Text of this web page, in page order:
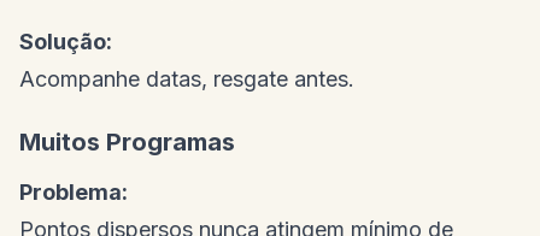
Solução:
Acompanhe datas, resgate antes.
Muitos Programas
Problema:
Pontos dispersos nunca atingem mínimo de